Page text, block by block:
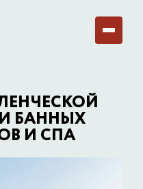
БАННЫХ
И СПА